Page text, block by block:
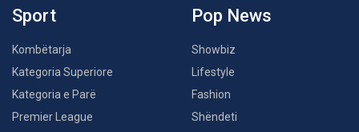
Sport
Kombëtarja
Kategoria Superiore
Kategoria e Parë
Premier League
Pop News
Showbiz
Lifestyle
Fashion
Shëndeti